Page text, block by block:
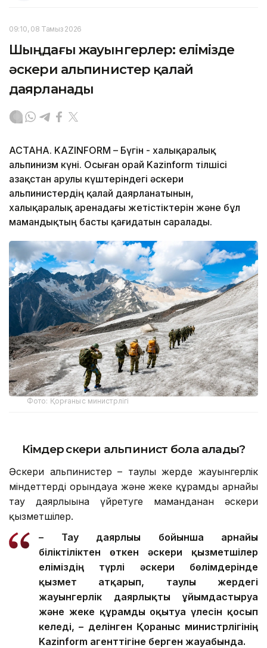
09:10, 08 Тамыз 2026
Шыңдағы жауынгерлер: елімізде
әскери альпинистер қалай
даярланады
АСТАНА. KAZINFORM – Бүгін - халықаралық
альпинизм күні. Осыған орай Kazinform тілшісі
Қазақстан Қарулы күштеріндегі әскери
альпинистердің қалай даярланатынын,
халықаралық аренадағы жетістіктерін және бұл
мамандықтың басты қағидатын саралады.
Фото: Қорғаныс министрлігі
Кімдер әскери альпинист бола алады?
Әскери альпинистер – таулы жерде жауынгерлік
міндеттерді орындауға және жеке құрамды арнайы
тау даярлығына үйретуге маманданған әскери
қызметшілер.
– Тау даярлығы бойынша арнайы
біліктіліктен өткен әскери қызметшілер
еліміздің түрлі әскери бөлімдерінде
қызмет атқарып, таулы жердегі
жауынгерлік даярлықты ұйымдастыруға
және жеке құрамды оқытуға үлесін қосып
келеді, – делінген Қорғаныс министрлігінің
Kazinform агенттігіне берген жауабында.